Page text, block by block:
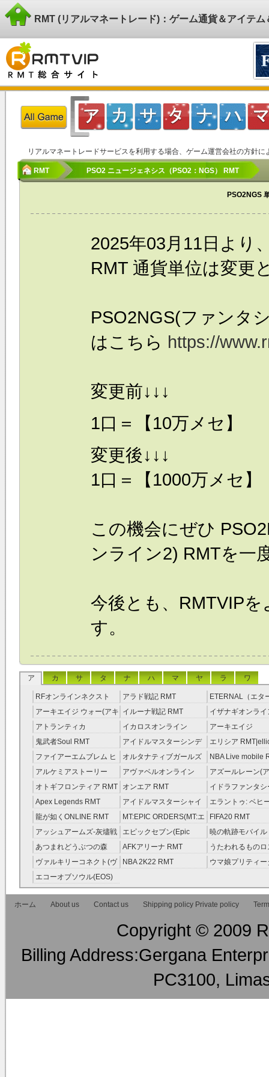
RMT (リアルマネートレード)：ゲーム通貨＆アイテ
リアルマネートレードサービスを利用する場合、ゲーム運営会社の方針
RMT PSO2 ニュージェネシス（PSO2：NGS） RMT
PSO2NGS
2025年03月11日より
RMT 通貨単位は変更
PSO2NGS(ファンタ
はこちら https://
変更前↓↓↓
1口＝【10万メセ 】
変更後↓↓↓
1口＝【1000万メセ 】
この機会にぜひ
ンライン2) RMTを一
今後とも、RMTVIP
す。
ア カ サ タ ナ ハ マ ヤ ラ ワ
RFオンラインネクスト
RMT
アラド戦記 RMT
ETERNAL（エタ
RMT
アーキエイジ ウォー(アキ
ウオ) RMT
イルーナ戦記 RMT
イザナギオンライ
アトランティカ
RMT|Atlantica RMT
イカロスオンライン
RMT（予約制）
アーキエイジ
RMT|ArcheAge
約制）
鬼武者Soul RMT
アイドルマスターシンデ
レラガールズ(モバマス)
RMT
エリシア
RMT
ファイアーエムブレム ヒ
ーローズ(FEヒーローズ)
RMT
オルタナティブガールズ
RMT
NBA Live mobile
アルケミアストーリー
（アルスト） RMT
アヴァベルオンライン
RMT
アズールレーン(
RMT
オトギフロンティア RMT オンエア RMT
イドラファンタシ
ーサーガ RMT
Apex Legends RMT
アイドルマスターシャイ
ニーカラーズ(シャニマス)
RMT
エラントゥ: ベヒ
ピリット RMT
龍が如くONLINE RMT
MT:EPIC ORDERS(MT:エ
ピック・オーダーズ)
RMT
FIFA20 RMT
アッシュアームズ‐灰燼戦
線 RMT
エピックセブン(Epic
Seven) RMT
暁の軌跡モバイル
伝説 ） RMT
あつまれどうぶつの森
RMT
AFKアリーナ RMT
うたわれるもの
ラグ(ロスフラ)
ヴァルキリーコネクト(ヴ
ァルコネ) RMT
NBA 2K22 RMT
ウマ娘プリティー
エコーオブソウル(EOS)
RMT
ホーム
About us Contact us Shipping policy Private policy
Copyright © 2009
Billing Address:Gergana
PC3100,